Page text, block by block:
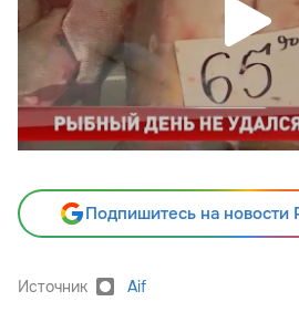
Подпишитесь на новости
Источник Aif